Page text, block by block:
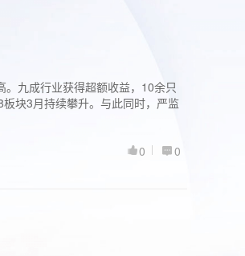
九成行业获得超额收益，10余只
块3月持续攀升。与此同时，严监
0
0